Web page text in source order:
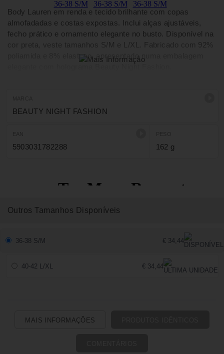
Body Lauren em renda e tecido brilhante com copas
almofadadas e costas expostas. Inclui alças ajustáveis,
fecho prático e ornamento elegante no busto. Disponível na
cor preta, veste tamanhos S/M e L/XL. Fabricado com 92%
poliamida e 8% elastano, apresentado numa embalagem
BEAUTY NIGHT FASHION
5903031782288 162 g
Outros Tamanhos Disponíveis
36-38 S/M € 34,44
40-42 L/XL € 34,44
MAIS INFORMAÇÕES